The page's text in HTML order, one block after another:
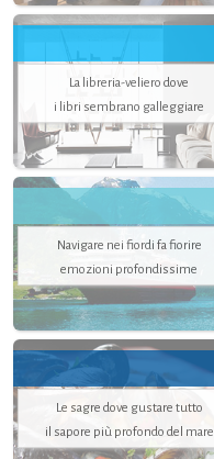
La libreria-veliero dove
i libri sembrano galleggiare
Navigare nei fiordi fa fiorire
emozioni profondissime
Le sagre dove gustare tutto
il sapore più profondo del mare